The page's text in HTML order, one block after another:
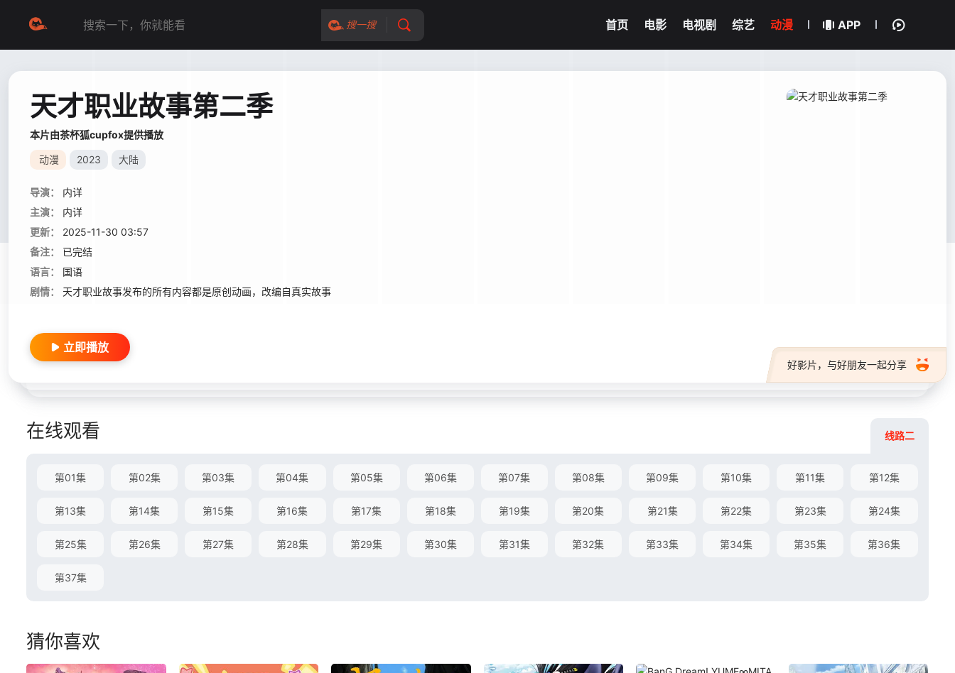
搜一搜 首页 电影 电视剧 综艺 动漫 APP
天才职业故事第二季
本片由茶杯狐cupfox提供播放
动漫 2023 大陆
导演：
内详
主演：
内详
更新：
2025-11-30 03:57
备注：
已完结
语言：
国语
剧情：
天才职业故事发布的所有内容都是原创动画，改编自真实故事
好影片，与好朋友一起分享
立即播放
在线观看 线路二
第01集 第02集 第03集 第04集 第05集 第06集 第07集 第08集 第09集 第10集 第11集 第12集
第13集 第14集 第15集 第16集 第17集 第18集 第19集 第20集 第21集 第22集 第23集 第24集
第25集 第26集 第27集 第28集 第29集 第30集 第31集 第32集 第33集 第34集 第35集 第36集
第37集
猜你喜欢